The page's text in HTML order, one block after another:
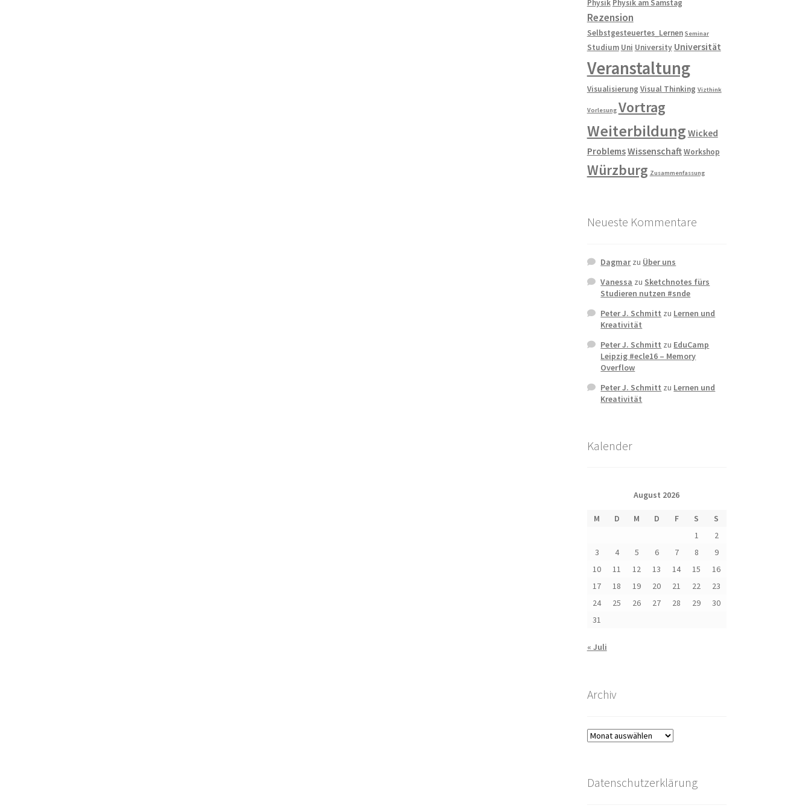
Physik Physik am Samstag
Rezension
Selbstgesteuertes_Lernen Seminar
Studium Uni University Universität
Veranstaltung
Visualisierung Visual Thinking Vizthink
Vorlesung Vortrag
Weiterbildung Wicked
ProblemsWissenschaftWorkshop
Würzburg Zusammenfassung
Neueste Kommentare
Dagmarzu Über uns
Vanessa zu Sketchnotes fürs
Studieren nutzen #snde
Peter J. Schmitt zu Lernen und
Kreativität
Peter J. Schmitt zu EduCamp
Leipzig #ecle16 – Memory
Overflow
Peter J. Schmitt zu Lernen und
Kreativität
Kalender
August 2026
M D M D F S
S
1
2
3
4 5 6 7 8
9
10
11 12 13 14 15
16
17
18 19 20 21 22
23
24
25 26 27 28 29
30
31
« Juli
Archiv
Archiv
Datenschutzerklärung